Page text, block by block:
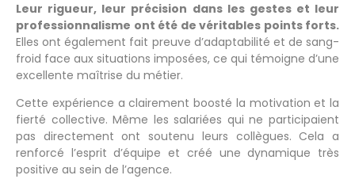
Leur rigueur, leur précision dans les gestes et leur
professionnalisme ont été de véritables points forts.
Elles ont également fait preuve d’adaptabilité et de sang-
froid face aux situations imposées, ce qui témoigne d’une
excellente maîtrise du métier.
Cette expérience a clairement boosté la motivation et la
fierté collective. Même les salariées qui ne participaient
pas directement ont soutenu leurs collègues. Cela a
renforcé l’esprit d’équipe et créé une dynamique très
positive au sein de l’agence.